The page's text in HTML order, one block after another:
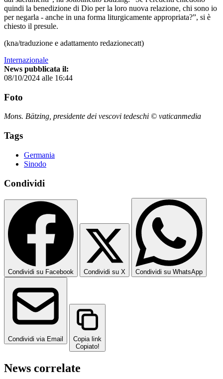
quindi la benedizione di Dio per la loro nuova relazione, chi sono io
per negarla - anche in una forma liturgicamente appropriata?”, si è
chiesto il presule.
(kna/traduzione e adattamento redazionecatt)
Internazionale
News pubblicata il:
08/10/2024 alle 16:44
Foto
Mons. Bätzing, presidente dei vescovi tedeschi © vaticanmedia
Tags
Germania
Sinodo
Condividi
Condividi su Facebook Condividi su X Condividi su WhatsApp
Condividi via Email
Copia link
Copiato!
News correlate